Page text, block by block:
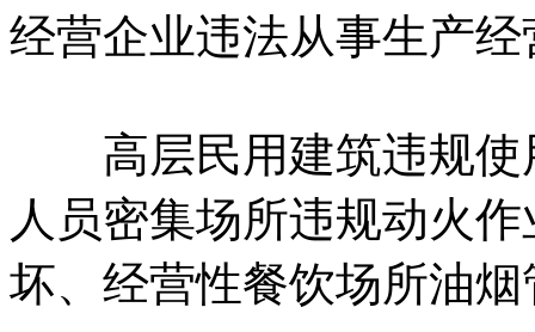
经营企业违法从事生产
高层民用建筑违规使
人员密集场所违规动火
坏、经营性餐饮场所油